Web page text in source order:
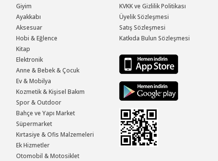
Giyim
Ayakkabı
Aksesuar
Hobi & Eğlence
Kitap
Elektronik
Anne & Bebek & Çocuk
Ev & Mobilya
Kozmetik & Kişisel Bakım
Spor & Outdoor
Bahçe ve Yapı Market
Süpermarket
Kırtasiye & Ofis Malzemeleri
Ek Hizmetler
Otomobil & Motosiklet
KVKK ve Gizlilik Politikası
Üyelik Sözleşmesi
Satış Sözleşmesi
Katkıda Bulun Sözleşmesi